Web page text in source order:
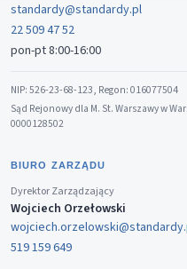
standardy@standardy.pl
22 509 47 52
pon-pt 8:00-16:00
NIP: 526-23-68-123, Regon: 016077504
Sąd Rejonowy dla M. St. Warszawy w
0000128502
BIURO ZARZĄDU
Dyrektor Zarządzający
Wojciech Orzełowski
519 159 649